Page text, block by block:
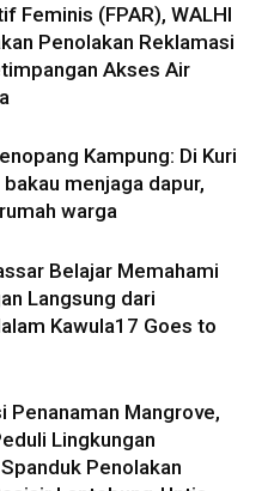
Feminis (FPAR), WALHI
Penolakan Reklamasi
Akses Air
Kampung: Di Kuri
menjaga dapur,
warga
Belajar Memahami
Langsung dari
Kawula17 Goes to
Penanaman Mangrove,
Lingkungan
Penolakan